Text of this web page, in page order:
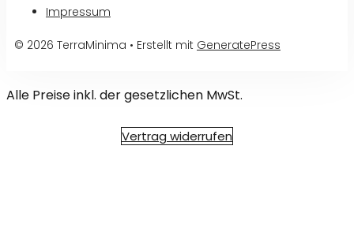
Impressum
© 2026 TerraMinima • Erstellt mit GeneratePress
Alle Preise inkl. der gesetzlichen MwSt.
Vertrag widerrufen